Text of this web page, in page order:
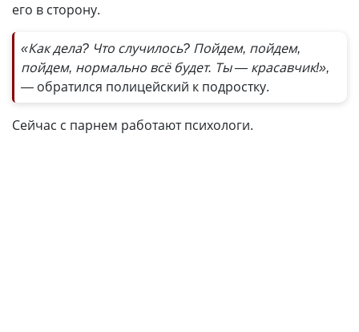
его в сторону.
«Как дела? Что случилось? Пойдем, пойдем,
пойдем, нормально всё будет. Ты — красавчик!»,
— обратился полицейский к подростку.
Сейчас с парнем работают психологи.